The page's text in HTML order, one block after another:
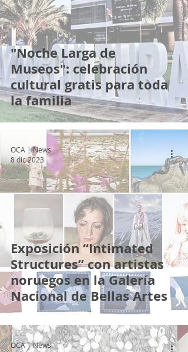
"Noche Larga de
Museos": celebración
cultural gratis para toda
la familia
Exposición “Intimated
Structures” con artistas
noruegos en la Galería
Nacional de Bellas Artes
OCA | News
8 dic 2023
OCA | News